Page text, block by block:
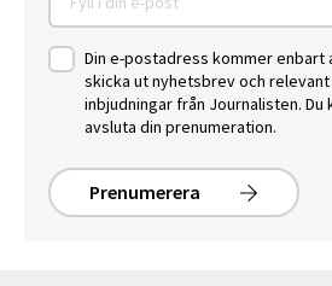
Din e-postadress kommer enbart
skicka ut nyhetsbrev och
inbjudningar från Journalisten. Du
avsluta din prenumeration.
Prenumerera